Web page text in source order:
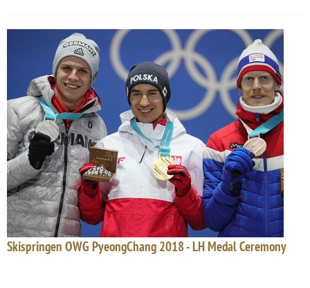
Skispringen OWG PyeongChang 2018 - LH Medal Ceremony